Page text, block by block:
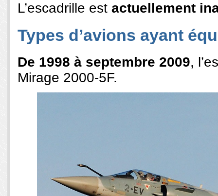
L’escadrille est actuellement
Types d’avions ayant
De 1998 à septembre 2009,
Mirage 2000-5F.